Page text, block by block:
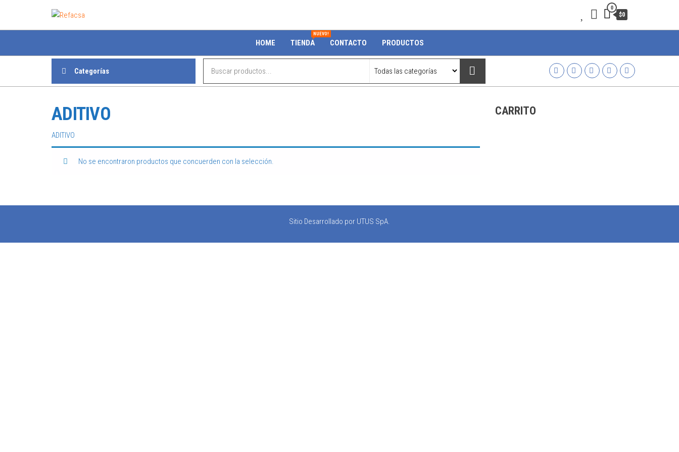
0
$0
HOME TIENDA
NUEVO!
CONTACTO PRODUCTOS
Categorías
ADITIVO
ADITIVO
No se encontraron productos que concuerden con la selección.
CARRITO
Sitio Desarrollado por UTUS SpA.